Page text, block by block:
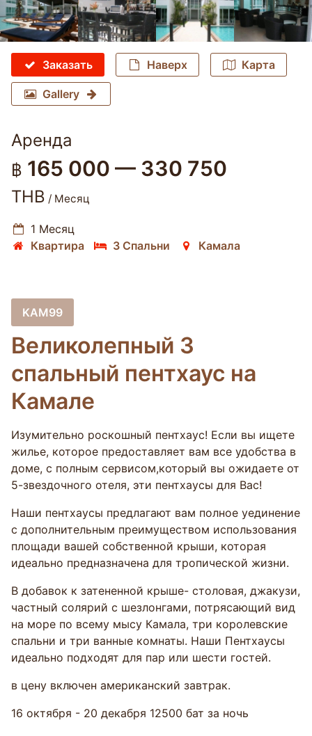
Заказать Наверх Карта
Gallery
Аренда
฿ 165 000 — 330 750
THB / Месяц
1 Месяц
Квартира
3 Спальни Камала
KAM99
Великолепный 3
спальный пентхаус на
Камале
Изумительно роскошный пентхаус! Если вы ищете
жилье, которое предоставляет вам все удобства в
доме, с полным сервисом,который вы ожидаете от
5-звездочного отеля, эти пентхаусы для Вас!
Наши пентхаусы предлагают вам полное уединение
с дополнительным преимуществом использования
площади вашей собственной крыши, которая
идеально предназначена для тропической жизни.
В добавок к затененной крыше- столовая, джакузи,
частный солярий с шезлонгами, потрясающий вид
на море по всему мысу Камала, три королевские
спальни и три ванные комнаты. Наши Пентхаусы
идеально подходят для пар или шести гостей.
в цену включен американский завтрак.
16 октября - 20 декабря 12500 бат за ночь